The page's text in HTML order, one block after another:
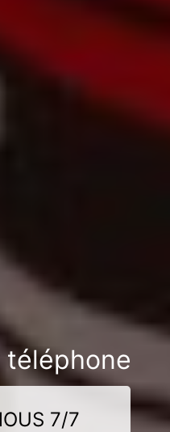
téléphone
7/7